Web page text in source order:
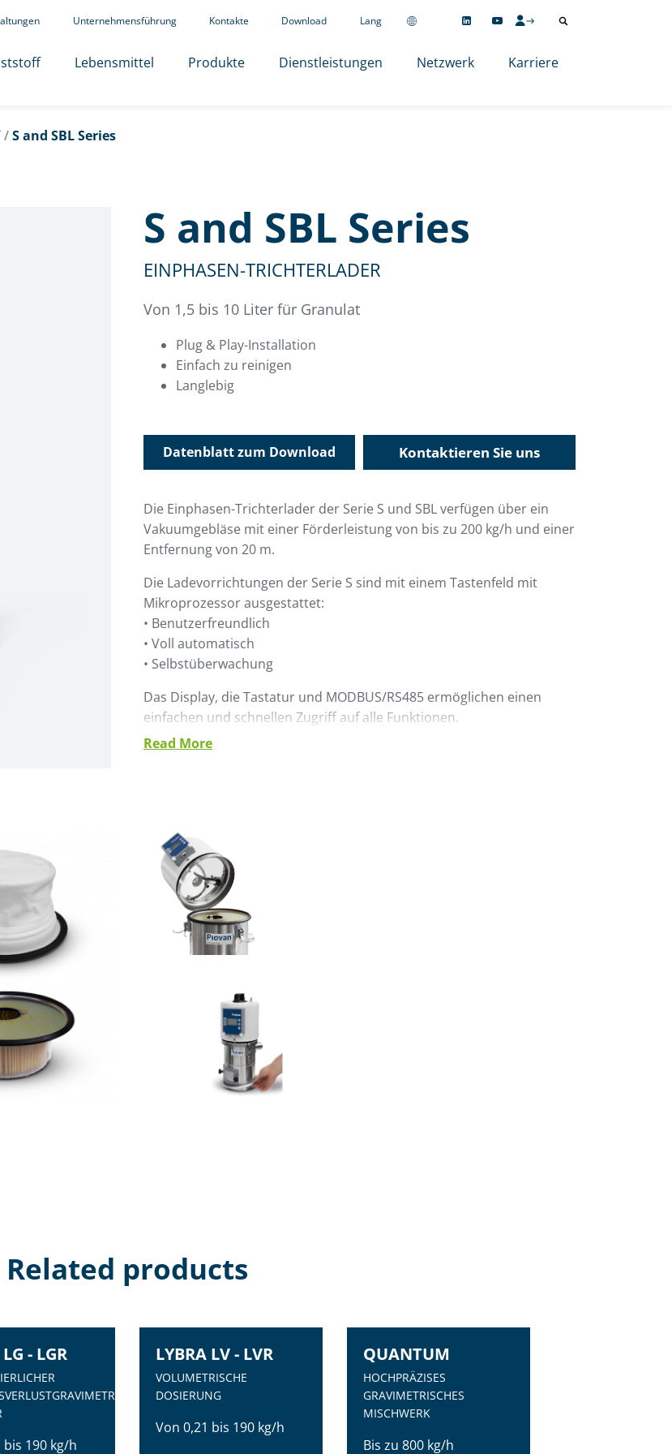
Unternehmensführung Kontakte Download Lang
Lebensmittel Produkte Dienstleistungen Netzwerk Karriere
/S and SBL Series
S and SBL Series
EINPHASEN-TRICHTERLADER
Von 1,5 bis 10 Liter für Granulat
Plug & Play-Installation
Einfach zu reinigen
Langlebig
Datenblatt zum Download Kontaktieren Sie uns
Die Einphasen-Trichterlader der Serie S und SBL verfügen über ein
Vakuumgebläse mit einer Förderleistung von bis zu 200 kg/h und einer
Entfernung von 20 m.
Die Ladevorrichtungen der Serie S sind mit einem Tastenfeld mit
Mikroprozessor ausgestattet:
• Benutzerfreundlich
• Voll automatisch
• Selbstüberwachung
Das Display, die Tastatur und MODBUS/RS485 ermöglichen einen
einfachen und schnellen Zugriff auf alle Funktionen.
Die Serie S und SBL hat eine lange Lebensdauer dank:
Read More
Related products
- LGR
bis 190 kg/h
LYBRA LV - LVR
VOLUMETRISCHE
DOSIERUNG
Von 0,21 bis 190 kg/h
QUANTUM
HOCHPRÄZISES
GRAVIMETRISCHES
MISCHWERK
Bis zu 800 kg/h